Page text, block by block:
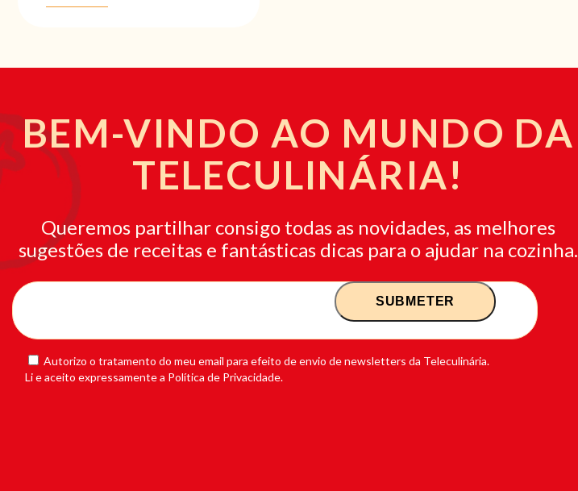
BEM-VINDO AO MUNDO DA
TELECULINÁRIA!
Queremos partilhar consigo todas as novidades, as melhores
sugestões de receitas e fantásticas dicas para o ajudar na cozinha.
Autorizo o tratamento do meu email para efeito de envio de newsletters da Teleculinária.
Li e aceito expressamente a Política de Privacidade.